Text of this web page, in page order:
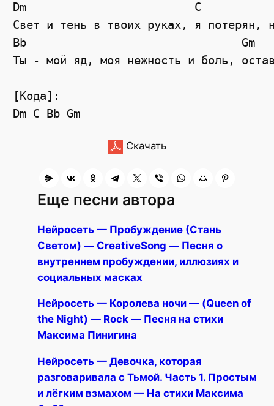
Dm
C
Свет и тень в твоих руках, я потерян,
Bb
Gm
Ты - мой яд, моя нежность и боль,
[Кода]:
Dm C Bb Gm
Скачать
Еще песни автора
Нейросеть — Пробуждение (Стань
Светом) — CreativeSong — Песня о
внутреннем пробуждении, иллюзиях и
социальных масках
Нейросеть — Королева ночи — (Queen of
the Night) — Rock — Песня на стихи
Максима Пинигина
Нейросеть — Девочка, которая
разговаривала с Тьмой. Часть 1. Простым
и лёгким взмахом — На стихи Максима